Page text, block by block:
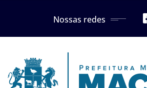
Nossas redes